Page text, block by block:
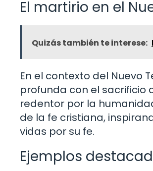
El martirio en el
Quizás también te interese:
En el contexto del Nuevo
profunda con el sacrificio
redentor por la
de la fe cristiana,
vidas por su fe.
Ejemplos